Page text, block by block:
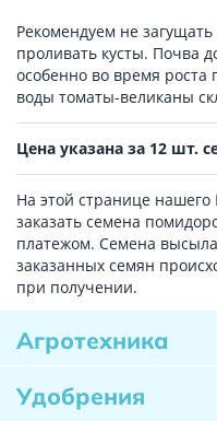
Рекомендуем не
проливать кусты. Почва
особенно во время
воды томаты-великаны
Цена указана за 12 шт.
На этой странице
заказать семена
платежом. Семена
заказанных семян
при получении.
Агротехника
Удобрения